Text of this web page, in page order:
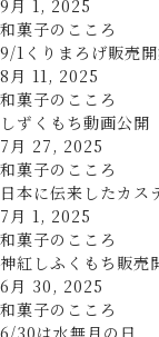
9月 1, 2025
和菓子のこころ
9/1くりまろげ販売
8月 11, 2025
和菓子のこころ
しずくもち動画公開
7月 27, 2025
和菓子のこころ
日本に伝来したカス
7月 1, 2025
和菓子のこころ
神紅しふくもち販売
6月 30, 2025
和菓子のこころ
6/30は水無月の日